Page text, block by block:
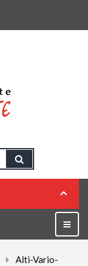
la
>
Alti-Vario-